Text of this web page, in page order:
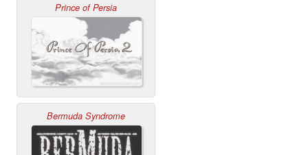
Prince of Persia
Bermuda Syndrome